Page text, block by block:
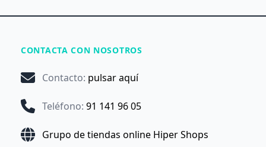
CONTACTA CON NOSOTROS
Contacto: pulsar aquí
Teléfono: 91 141 96 05
Grupo de tiendas online Hiper Shops